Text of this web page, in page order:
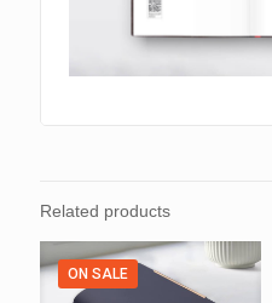
Related products
ON SALE